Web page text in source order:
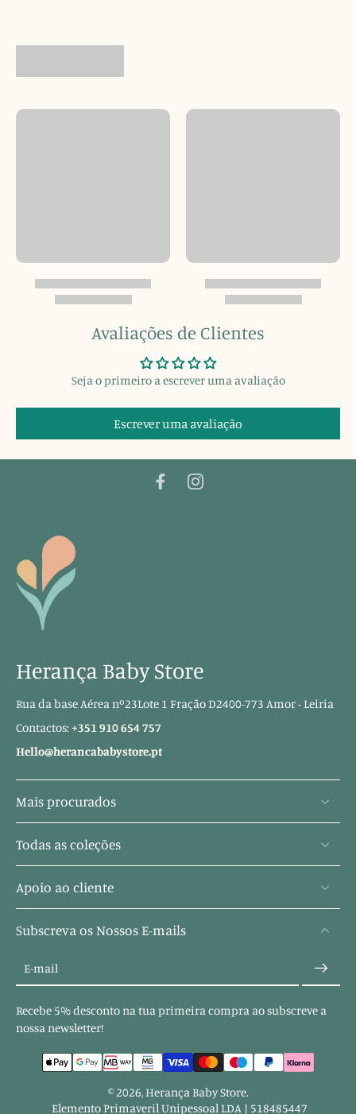
Avaliações de Clientes
Seja o primeiro a escrever uma avaliação
Escrever uma avaliação
Herança Baby Store
Rua da base Aérea nº23Lote 1 Fração D2400-773 Amor - Leiria
Contactos:+351 910 654 757
Hello@herancababystore.pt
Mais procurados
Todas as coleções
Apoio ao cliente
Subscreva os Nossos E-mails
E-mail
Recebe 5% desconto na tua primeira compra ao subscreve a
nossa newsletter!
© 2026,Herança Baby Store.
Elemento Primaveril Unipessoal LDA | 518485447